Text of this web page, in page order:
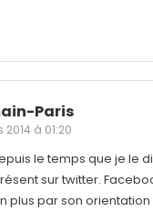
Paris
2014 à 01:20
le temps que je le
sur twitter.
plus par son